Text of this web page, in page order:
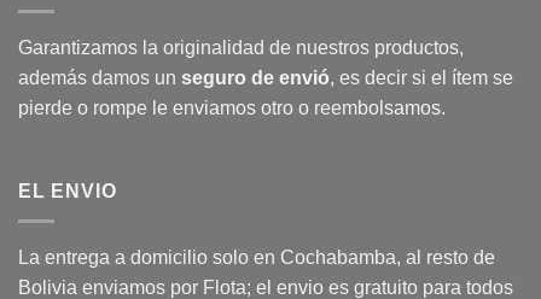
Garantizamos la originalidad de nuestros productos,
además damos un seguro de envió, es decir si el ítem se
pierde o rompe le enviamos otro o reembolsamos.
EL ENVIO
La entrega a domicilio solo en Cochabamba, al resto de
Bolivia enviamos por Flota; el envio es gratuito para todos